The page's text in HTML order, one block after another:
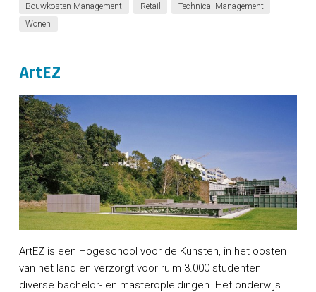
Bouwkosten Management Retail
Technical Management
Wonen
ArtEZ
ArtEZ is een Hogeschool voor de Kunsten, in het oosten
van het land en verzorgt voor ruim 3.000 studenten
diverse bachelor- en masteropleidingen. Het onderwijs